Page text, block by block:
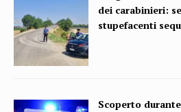
dei carabinieri:
stupefacenti
Scoperto